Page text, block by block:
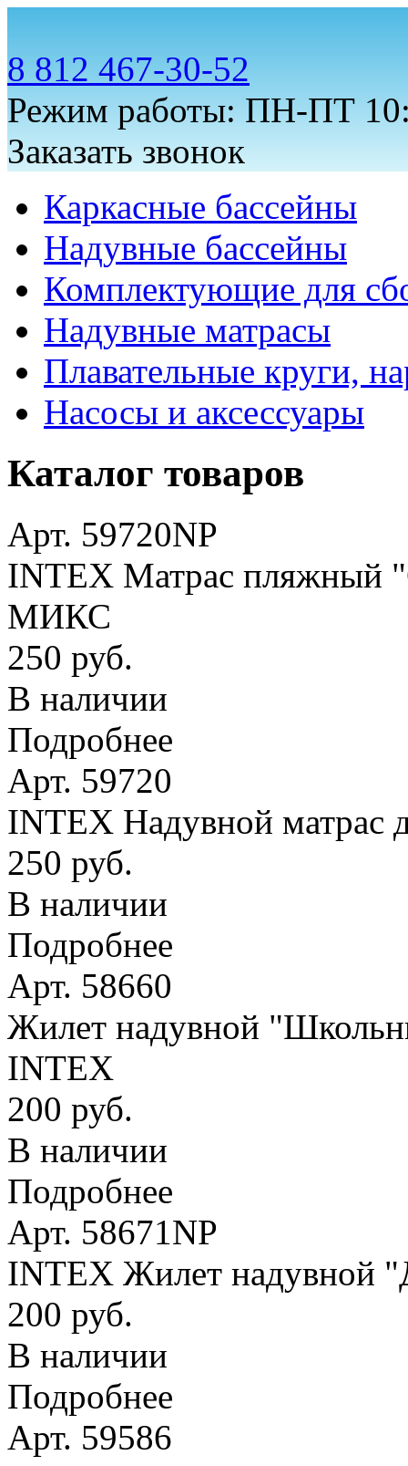
8 812 467-30-52
Режим работы: ПН-ПТ
Заказать звонок
Каркасные бассейны
Надувные бассейны
Комплектующие для
Надувные матрасы
Плавательные круги,
Насосы и аксессуары
Каталог товаров
Арт. 59720NP
INTEX Матрас пляжный
МИКС
250 руб.
В наличии
Подробнее
Арт. 59720
INTEX Надувной матрас
250 руб.
В наличии
Подробнее
Арт. 58660
Жилет надувной
INTEX
200 руб.
В наличии
Подробнее
Арт. 58671NP
INTEX Жилет надувной
200 руб.
В наличии
Подробнее
Арт. 59586